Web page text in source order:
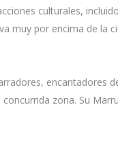
culturales,
muy por encima de la
encantadores
zona. Su